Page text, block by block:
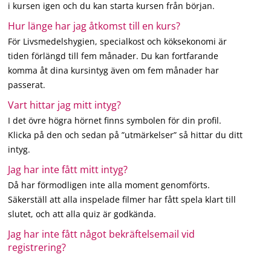
i kursen igen och du kan starta kursen från början.
Hur länge har jag åtkomst till en kurs?
För Livsmedelshygien, specialkost och köksekonomi är
tiden förlängd till fem månader. Du kan fortfarande
komma åt dina kursintyg även om fem månader har
passerat.
Vart hittar jag mitt intyg?
I det övre högra hörnet finns symbolen för din profil.
Klicka på den och sedan på ”utmärkelser” så hittar du ditt
intyg.
Jag har inte fått mitt intyg?
Då har förmodligen inte alla moment genomförts.
Säkerställ att alla inspelade filmer har fått spela klart till
slutet, och att alla quiz är godkända.
Jag har inte fått något bekräftelsemail vid
registrering?